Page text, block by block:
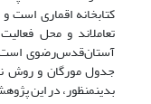
کتابخانه اقماری است
تعامل­اند و محل
آستان‌قدس‌رضوی است.
جدول مورگان و روش
بدین­منظور، در این